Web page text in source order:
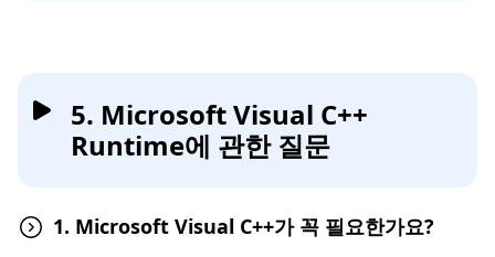
5. Microsoft Visual C++
Runtime에 관한 질문
1. Microsoft Visual C++가 꼭 필요한가요?